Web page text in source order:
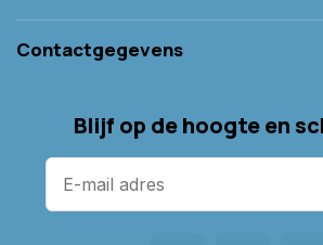
Contactgegevens
Blijf op de hoogte en